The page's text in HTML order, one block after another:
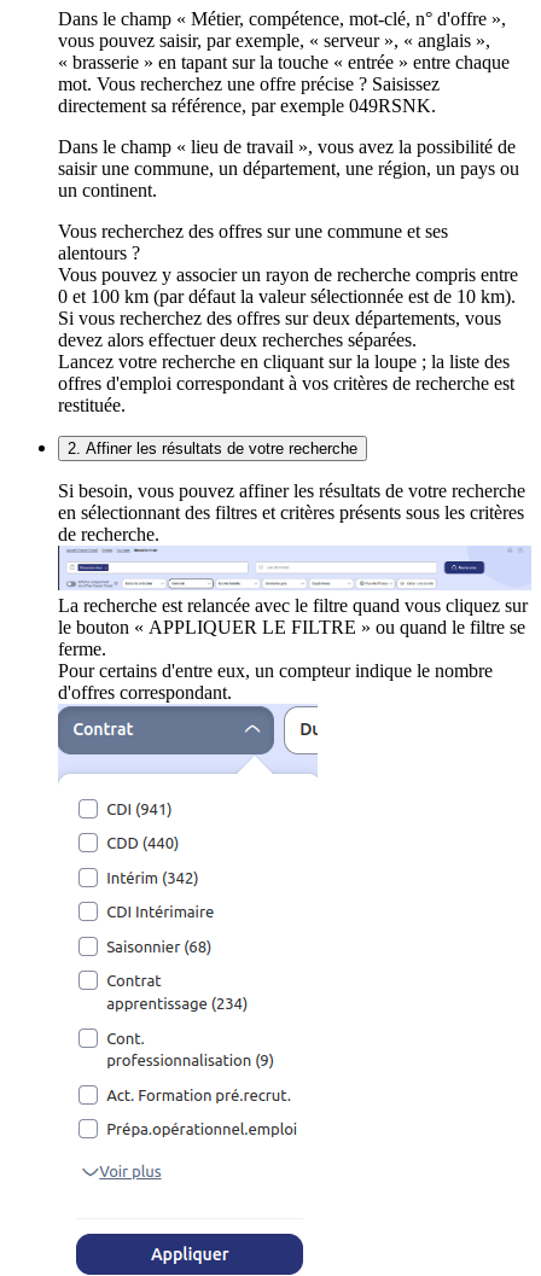
Dans le champ « Métier, compétence, mot-clé, n° d'offre »,
vous pouvez saisir, par exemple, « serveur », « anglais »,
« brasserie » en tapant sur la touche « entrée » entre chaque
mot. Vous recherchez une offre précise ? Saisissez
directement sa référence, par exemple 049RSNK.
Dans le champ « lieu de travail », vous avez la possibilité de
saisir une commune, un département, une région, un pays ou
un continent.
Vous recherchez des offres sur une commune et ses
alentours ?
Vous pouvez y associer un rayon de recherche compris entre
0 et 100 km (par défaut la valeur sélectionnée est de 10 km).
Si vous recherchez des offres sur deux départements, vous
devez alors effectuer deux recherches séparées.
Lancez votre recherche en cliquant sur la loupe ; la liste des
offres d'emploi correspondant à vos critères de recherche est
restituée.
2. Affiner les résultats de votre recherche
Si besoin, vous pouvez affiner les résultats de votre recherche
en sélectionnant des filtres et critères présents sous les critères
de recherche.
La recherche est relancée avec le filtre quand vous cliquez sur
le bouton « APPLIQUER LE FILTRE » ou quand le filtre se
ferme.
Pour certains d'entre eux, un compteur indique le nombre
d'offres correspondant.